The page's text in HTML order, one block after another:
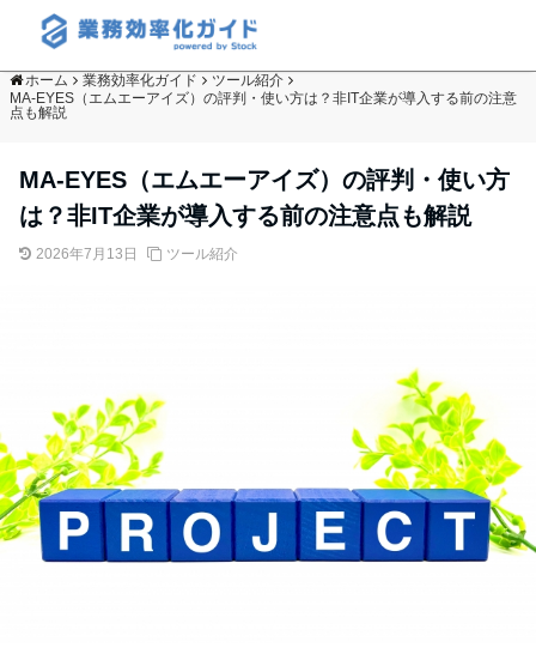
ホーム 業務効率化ガイド
ツール紹介
MA-EYES（エムエーアイズ）の評判・使い方は？非IT企業が導入する前の注意
点も解説
MA-EYES（エムエーアイズ）の評判・使い方
は？非IT企業が導入する前の注意点も解説
2026年7月13日 ツール紹介